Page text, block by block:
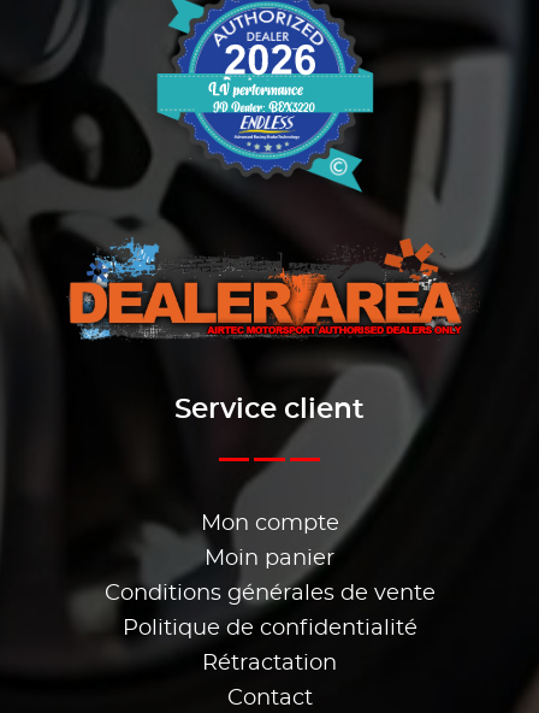
Service client
Mon compte
Moin panier
Conditions générales de vente
Politique de confidentialité
Rétractation
Contact